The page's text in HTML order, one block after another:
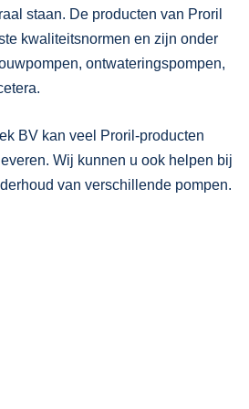
staan. De producten van Proril
kwaliteitsnormen en zijn onder
ontwateringspompen,
BV kan veel Proril-producten
Wij kunnen u ook helpen bij
van verschillende pompen.